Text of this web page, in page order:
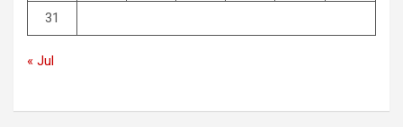
31
« Jul